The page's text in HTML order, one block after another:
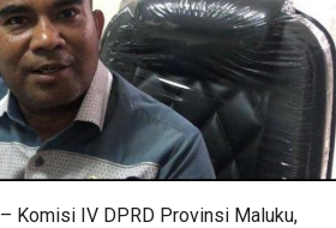
– Komisi IV DPRD Provinsi Maluku,